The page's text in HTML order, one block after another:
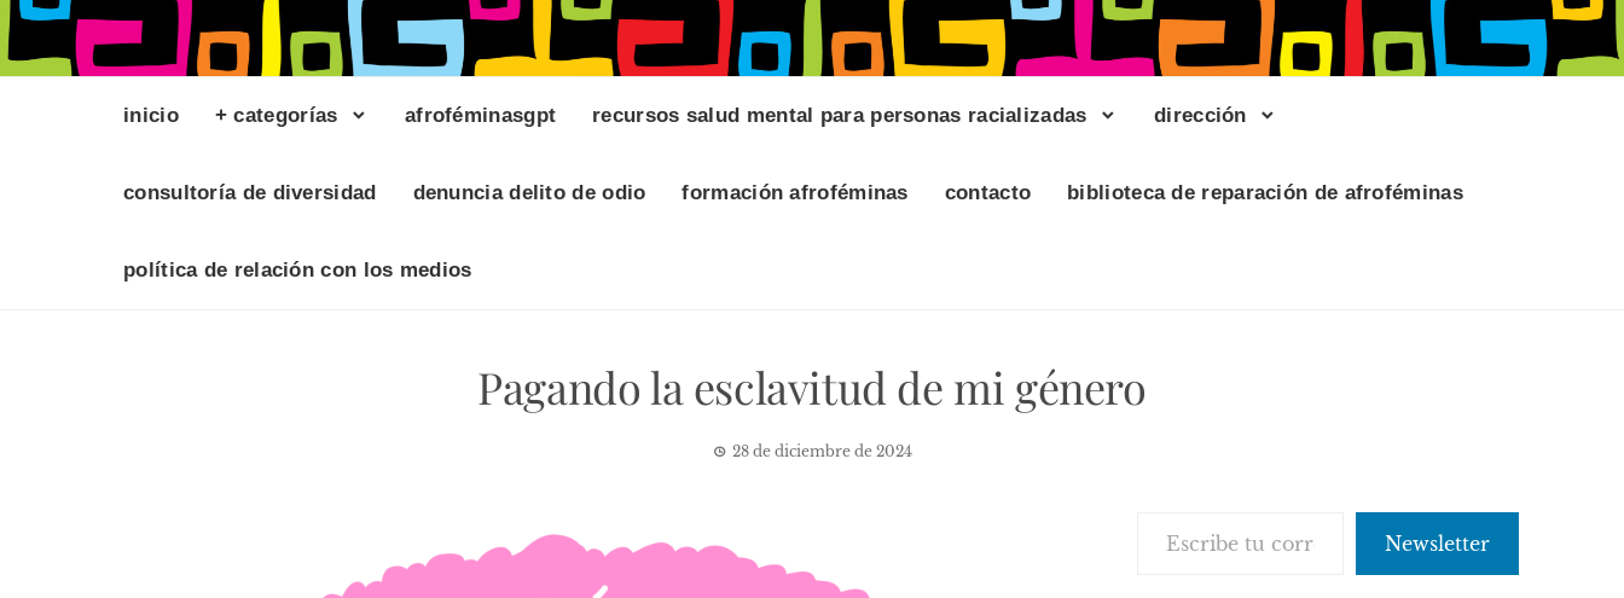
inicio + categorías afroféminasgpt recursos salud mental para personas racializadas dirección
consultoría de diversidad denuncia delito de odio formación afroféminas contacto biblioteca de reparación de afroféminas
política de relación con los medios
Pagando la esclavitud de mi género
28 de diciembre de 2024
Newsletter